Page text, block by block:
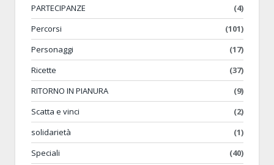
PARTECIPANZE
(4)
Percorsi
(101)
Personaggi
(17)
Ricette
(37)
RITORNO IN PIANURA
(9)
Scatta e vinci
(2)
solidarietà
(1)
Speciali
(40)